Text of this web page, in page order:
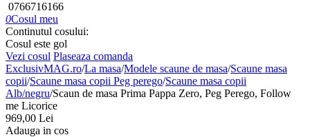
0766716166
0Cosul meu
Continutul cosului:
Cosul este gol
Vezi cosul Plaseaza comanda
ExclusivMAG.ro/La masa/Modele scaune de masa/Scaune masa
copii/Scaune masa copii Peg perego/Scaune masa copii
Alb/negru/Scaun de masa Prima Pappa Zero, Peg Perego, Follow
me Licorice
969,00 Lei
Adauga in cos